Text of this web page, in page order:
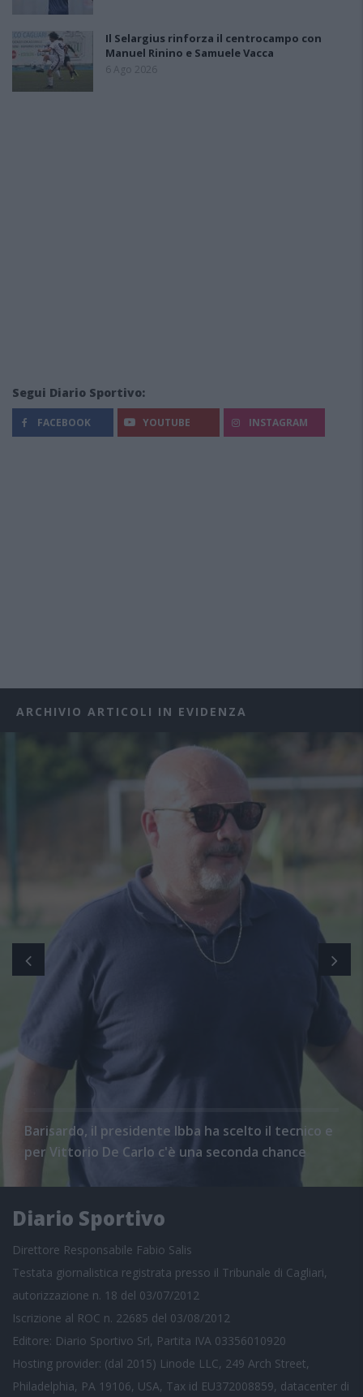
Il Selargius rinforza il centrocampo con
Manuel Rinino e Samuele Vacca
6 Ago 2026
Segui Diario Sportivo:
FACEBOOK YOUTUBE INSTAGRAM
ARCHIVIO ARTICOLI IN EVIDENZA
Barisardo, il presidente Ibba ha scelto il tecnico e
per Vittorio De Carlo c'è una seconda chance
Diario Sportivo
Direttore Responsabile Fabio Salis
Testata giornalistica registrata presso il Tribunale di Cagliari,
autorizzazione n. 18 del 03/07/2012
Iscrizione al ROC n. 22685 del 03/08/2012
Editore: Diario Sportivo Srl, Partita IVA 03356010920
Hosting provider: (dal 2015) Linode LLC, 249 Arch Street,
Philadelphia, PA 19106, USA, Tax id EU372008859, datacenter di